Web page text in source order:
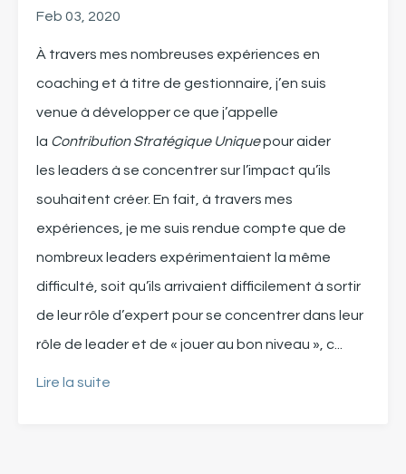
Feb 03, 2020
À travers mes nombreuses expériences en
coaching et à titre de gestionnaire , j’en suis
venue à développerce que j’appelle
la Contribution Stratégique Uniquepour aider
les leaders à se concentrer sur l’impact qu’ils
souhaitent créer. En fait, à travers mes
expériences, je me suis rendue compte que de
nombreux leaders expérimentaient la même
difficulté, soit qu’ils arrivaient difficilement à sortir
de leur rôle d’expert pour se concentrer dans leur
rôle de leader et de « jouer au bon niveau », c
Lire la suite